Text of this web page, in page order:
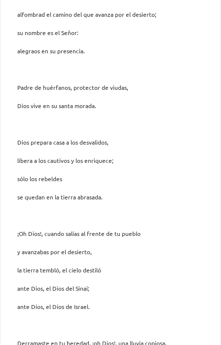
alfombrad el camino del que avanza por el desierto;
su nombre es el Señor:
alegraos en su presencia.
Padre de huérfanos, protector de viudas,
Dios vive en su santa morada.
Dios prepara casa a los desvalidos,
libera a los cautivos y los enriquece;
sólo los rebeldes
se quedan en la tierra abrasada.
¡Oh Dios!, cuando salías al frente de tu pueblo
y avanzabas por el desierto,
la tierra tembló, el cielo destiló
ante Dios, el Dios del Sinaí;
ante Dios, el Dios de Israel.
Derramaste en tu heredad, ¡oh Dios!, una lluvia copiosa,